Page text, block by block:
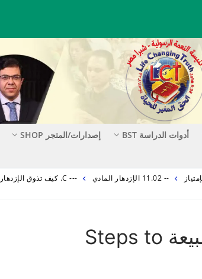
أدوات الدراسة BST
إصدارات/المتجر SHOP
-- 11.02 الإزدهار المادي
--- C. كيف تذوق الإزدهار المادي
خطوات إلى دخل (مادي) خارق للطبيعة Steps to